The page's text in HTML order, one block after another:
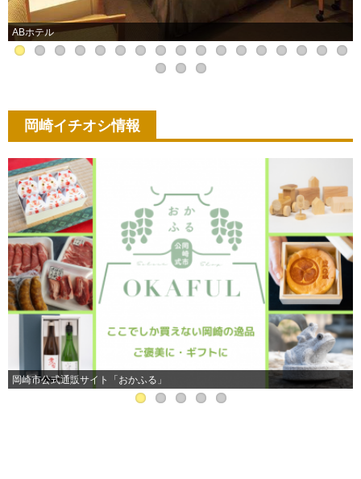
ABホテル
岡崎イチオシ情報
岡崎市公式通販サイト「おかふる」